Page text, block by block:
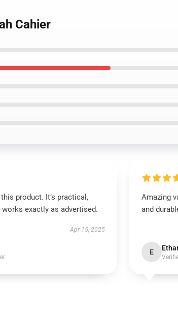
Cahier
product. It’s practical,
works exactly as advertised.
Apr 15, 2025
Amazing
and
E